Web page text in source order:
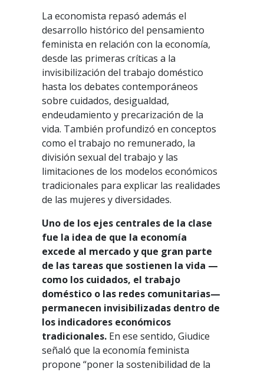
La economista repasó además el
desarrollo histórico del pensamiento
feminista en relación con la economía,
desde las primeras críticas a la
invisibilización del trabajo doméstico
hasta los debates contemporáneos
sobre cuidados, desigualdad,
endeudamiento y precarización de la
vida. También profundizó en conceptos
como el trabajo no remunerado, la
división sexual del trabajo y las
limitaciones de los modelos económicos
tradicionales para explicar las realidades
de las mujeres y diversidades.
Uno de los ejes centrales de la clase
fue la idea de que la economía
excede al mercado y que gran parte
de las tareas que sostienen la vida —
como los cuidados, el trabajo
doméstico o las redes comunitarias—
permanecen invisibilizadas dentro de
los indicadores económicos
tradicionales. En ese sentido, Giudice
señaló que la economía feminista
propone “poner la sostenibilidad de la